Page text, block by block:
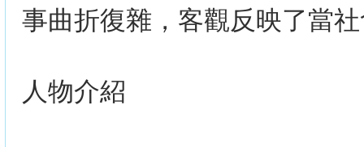
事曲折復雜，客觀反映了當
人物介紹